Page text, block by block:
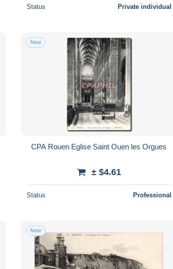
Status Private individual
New
CPA Rouen Eglise Saint Ouen les Orgues
± $4.61
Status Professional
New